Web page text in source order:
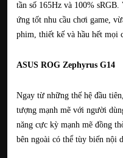
tần số 165Hz và 100%
ứng tốt nhu cầu chơi game,
phim, thiết kế và hầu hết mọi
ASUS ROG Zephyrus G14
Ngay từ những thế hệ đầu
tượng mạnh mẽ với người
năng cực kỳ mạnh mẽ đồng
bên ngoài có thể tùy biến nội